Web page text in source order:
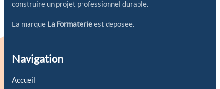
construire un projet professionnel durable.
La marque La Formaterieest déposée.
Navigation
Accueil